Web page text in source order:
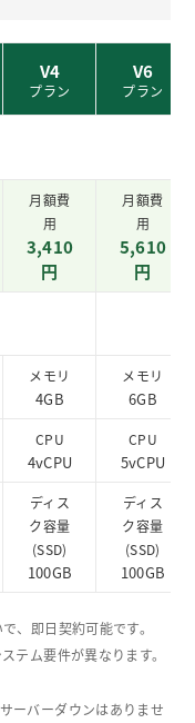
V4
プラン
V6
プラン
月額費
用
3,410
円
月額費
用
5,610
円
メモリ
4GB
メモリ
6GB
CPU
4vCPU
CPU
5vCPU
ディス
ク容量
(SSD)
100GB
ディス
ク容量
(SSD)
100GB
、即日契約可能です。
テム要件が異なります。
ーバーダウンはありませ